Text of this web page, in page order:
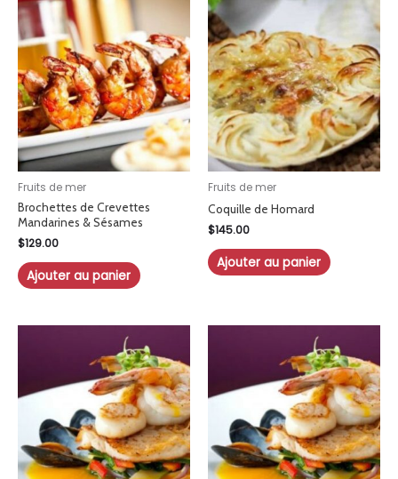
Fruits de mer
Brochettes de Crevettes
Mandarines & Sésames
$129.00
Ajouter au panier
Fruits de mer
Coquille de Homard
$145.00
Ajouter au panier